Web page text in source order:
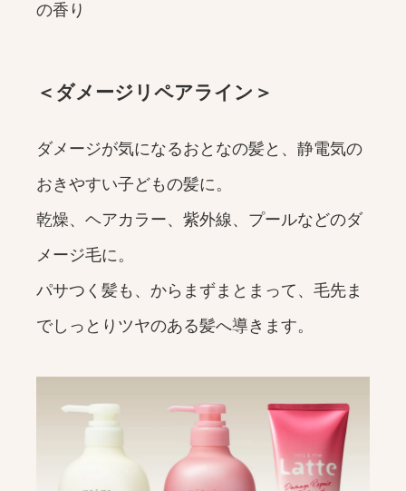
の香り
＜ダメージリペアライン＞
ダメージが気になるおとなの髪と、静電気の
おきやすい子どもの髪に。
乾燥、ヘアカラー、紫外線、プールなどのダ
メージ毛に。
パサつく髪も、からまずまとまって、毛先ま
でしっとりツヤのある髪へ導きます。